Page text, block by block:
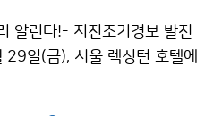
알린다!- 지진조기경보 발전
일(금), 서울 렉싱턴 호텔에